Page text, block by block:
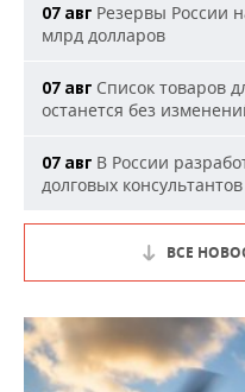
07 авг Резервы России
млрд долларов
07 авг Список товаров
останется без
07 авг В России
долговых консультантов
ВСЕ